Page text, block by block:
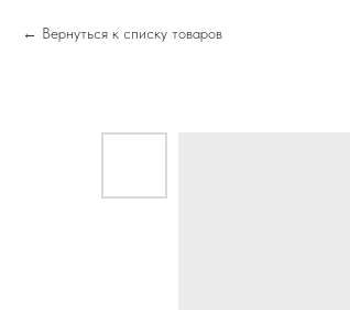
Вернуться к списку товаров